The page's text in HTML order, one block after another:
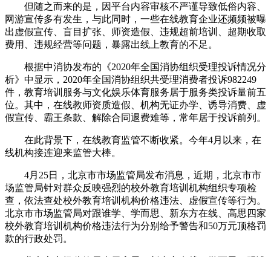
但随之而来的是，因平台内容审核不严谨导致低俗内容、
网游宣传多有发生，与此同时，一些在线教育企业还频频被曝
出虚假宣传、盲目扩张、师资造假、违规超前培训、超期收取
费用、违规经营等问题，暴露出线上教育的不足。
根据中消协发布的《2020年全国消协组织受理投诉情况分
析》中显示，2020年全国消协组织共受理消费者投诉982249
件，教育培训服务与文化娱乐体育服务居于服务类投诉量前五
位。其中，在线教师资质造假、机构无证办学、诱导消费、虚
假宣传、霸王条款、解除合同退费难等，常年居于投诉前列。
在此背景下，在线教育监管不断收紧。今年4月以来，在
线机构接连迎来监管大棒。
4月25日，北京市市场监管局发布消息，近期，北京市市
场监管局针对群众反映强烈的校外教育培训机构组织专项检
查，依法查处校外教育培训机构价格违法、虚假宣传等行为。
北京市市场监管局对跟谁学、学而思、新东方在线、高思四家
校外教育培训机构价格违法行为分别给予警告和50万元顶格罚
款的行政处罚。